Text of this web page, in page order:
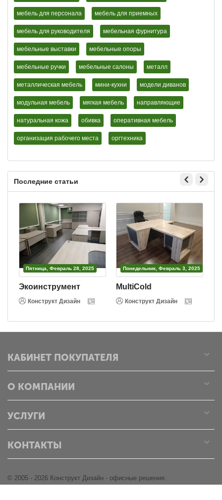
мебель для персонала мебель для приемных
мебель для руководителя мебельная фурнитура
мебельные выставки мебельные опоры
мебельные ручки мебельные салоны металл
металлическая мебель мини-кухни модели диванов
модульная мебель мягкая мебель направляющие
натуральная кожа обивка оперативная мебель
организация рабочего места оргтехника
Последние статьи
Пятница, Февраль 28, 2025
Экоинструмент
Конструкт Дизайн
Понедельник, Февраль 3, 2025
MultiCold
Конструкт Дизайн
КАБИНЕТ ПОКУПАТЕЛЯ
О КОМПАНИИ
УСЛУГИ
КОНТАКТЫ
© 2005 - 2026 Конструкт Дизайн - офисные решения.